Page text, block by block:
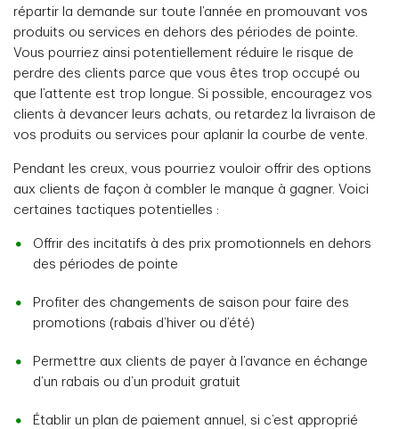
répartir la demande sur toute l’année en promouvant vos
produits ou services en dehors des périodes de pointe.
Vous pourriez ainsi potentiellement réduire le risque de
perdre des clients parce que vous êtes trop occupé ou
que l’attente est trop longue. Si possible, encouragez vos
clients à devancer leurs achats, ou retardez la livraison de
vos produits ou services pour aplanir la courbe de vente.
Pendant les creux, vous pourriez vouloir offrir des options
aux clients de façon à combler le manque à gagner. Voici
certaines tactiques potentielles :
Offrir des incitatifs à des prix promotionnels en dehors
des périodes de pointe
Profiter des changements de saison pour faire des
promotions (rabais d’hiver ou d’été)
Permettre aux clients de payer à l’avance en échange
d’un rabais ou d’un produit gratuit
Établir un plan de paiement annuel, si c’est approprié